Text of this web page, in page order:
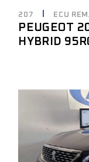
207 ECU
PEUGEOT
HYBRID